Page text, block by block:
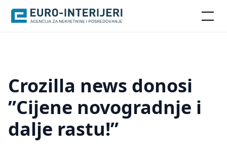
Crozilla news donosi
”Cijene novogradnje i
dalje rastu!”